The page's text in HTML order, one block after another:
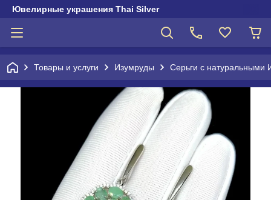
Ювелирные украшения Thai Silver
Товары и услуги Изумруды Серьги с натуральными